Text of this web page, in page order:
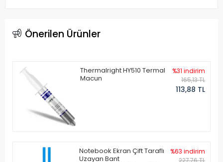
Önerilen Ürünler
Thermalright HY510 Termal
Macun
%31 indirim
165,13 TL
113,88 TL
Notebook Ekran Çift Taraflı
Uzayan Bant
%63 indirim
227,76 TL